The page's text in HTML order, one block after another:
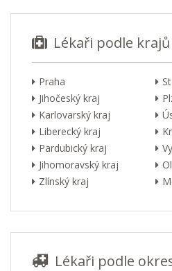
Lékaři podle krajů
Praha
Jihočeský kraj
Karlovarský kraj
Liberecký kraj
Pardubický kraj
Jihomoravský kraj
Zlínský kraj
Lékaři podle